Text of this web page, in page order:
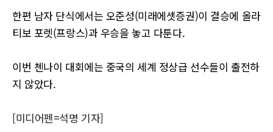
한편 남자 단식에서는 오준성(미래에셋증권)이 결승에 올라
티보 포렛(프랑스)과 우승을 놓고 다툰다.
이번 첸나이 대회에는 중국의 세계 정상급 선수들이 출전하
지 않았다.
[미디어펜=석명 기자]